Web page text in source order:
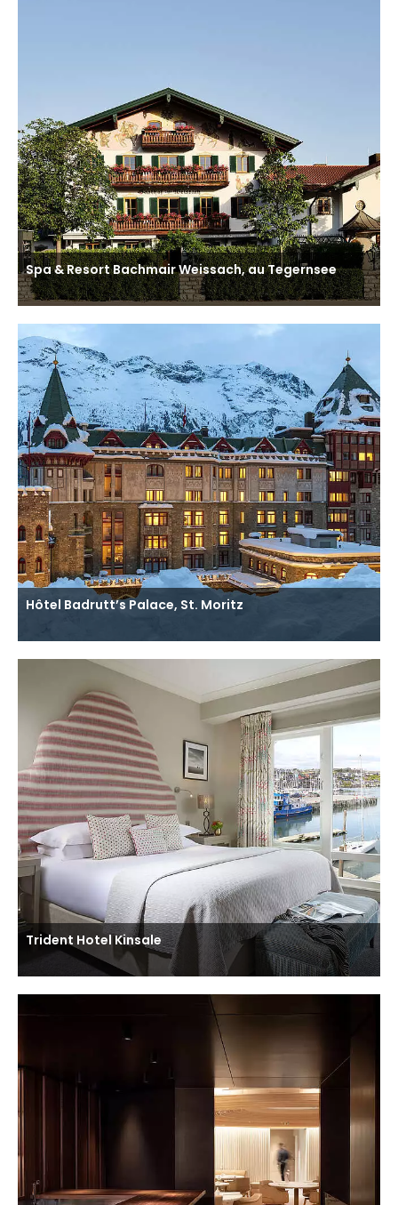
Spa & Resort Bachmair Weissach, au Tegernsee
Hôtel Badrutt’s Palace, St. Moritz
Trident Hotel Kinsale